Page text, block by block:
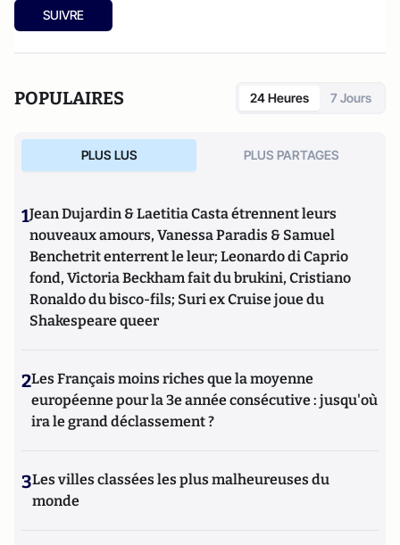
SUIVRE
POPULAIRES 24 Heures 7 Jours
PLUS LUS PLUS PARTAGES
1Jean Dujardin & Laetitia Casta étrennent leurs
nouveaux amours, Vanessa Paradis & Samuel
Benchetrit enterrent le leur; Leonardo di Caprio
fond, Victoria Beckham fait du brukini, Cristiano
Ronaldo du bisco-fils; Suri ex Cruise joue du
Shakespeare queer
2Les Français moins riches que la moyenne
européenne pour la 3e année consécutive : jusqu'où
ira le grand déclassement ?
3Les villes classées les plus malheureuses du
monde